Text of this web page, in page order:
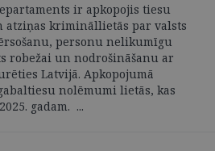
ir apkopojis tiesu
atziņas krimināllietās par valsts
personu nelikumīgu
robežai un nodrošināšanu ar
Latvijā. Apkopojumā
nolēmumi lietās, kas
gadam. ...